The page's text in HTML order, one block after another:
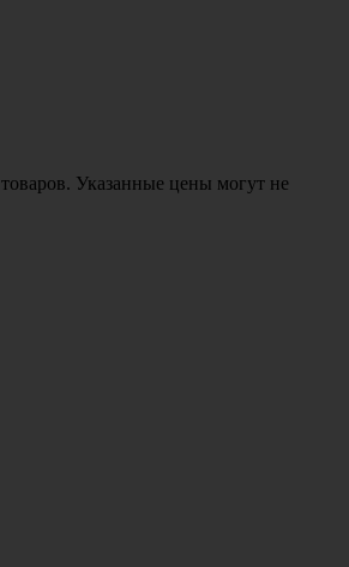
Указанные цены могут не